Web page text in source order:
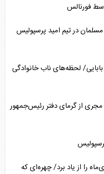
فورنالس
در تیم امید پرسپولیس
لحظه‌های ناب خانوادگی
مجری از گرمای دفتر رئیس‌جمهور
را از یاد برد/ چهره‌ای که